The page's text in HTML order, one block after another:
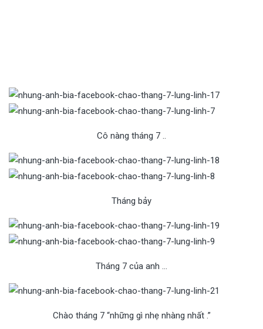
Cô nàng tháng 7 ..
Tháng bảy
Tháng 7 của anh …
Chào tháng 7 “những gì nhẹ nhàng nhất .”